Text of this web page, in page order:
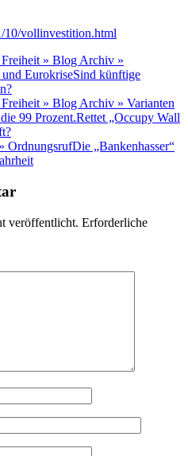
10/vollinvestition.html
» Blog Archiv »
und EurokriseSind künftige
» Blog Archiv » Varianten
99 Prozent.Rettet „Occupy Wall
OrdnungsrufDie „Bankenhasser“
veröffentlicht. Erforderliche